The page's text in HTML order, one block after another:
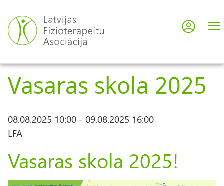
uz
galveno
saturu
User
Vasaras skola 2025
08.08.2025 10:00 - 09.08.2025 16:00
LFA
Vasaras skola 2025!